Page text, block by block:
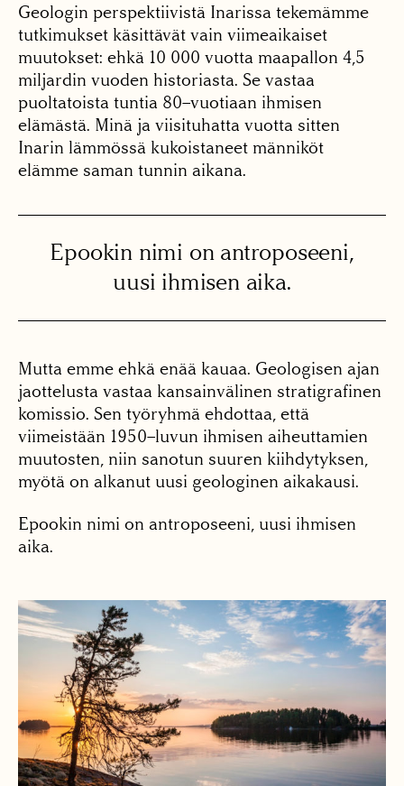
Geologin perspektiivistä Inarissa tekemämme
tutkimukset käsittävät vain viimeaikaiset
muutokset: ehkä 10 000 vuotta maapallon 4,5
miljardin vuoden historiasta. Se vastaa
puoltatoista tuntia 80–vuotiaan ihmisen
elämästä. Minä ja viisituhatta vuotta sitten
Inarin lämmössä kukoistaneet männiköt
elämme saman tunnin aikana.
Epookin nimi on antroposeeni,
uusi ihmisen aika.
Mutta emme ehkä enää kauaa. Geologisen ajan
jaottelusta vastaa kansainvälinen stratigrafinen
komissio. Sen työryhmä ehdottaa, että
viimeistään 1950–luvun ihmisen aiheuttamien
muutosten, niin sanotun suuren kiihdytyksen,
myötä on alkanut uusi geologinen aikakausi.
Epookin nimi on antroposeeni, uusi ihmisen
aika.